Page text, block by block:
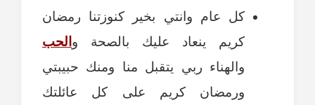
كل عام وانتي بخير كنوزتنا رمضان
كريم ينعاد عليك بالصحة و الحب
والهناء ربي يتقبل منا ومنك حبيبتي
ورمضان كريم على كل عائلتك